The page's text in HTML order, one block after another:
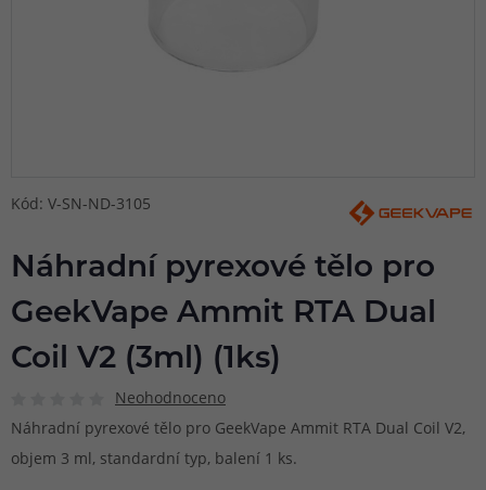
Kód: V-SN-ND-3105
Náhradní pyrexové tělo pro
GeekVape Ammit RTA Dual
Coil V2 (3ml) (1ks)
Neohodnoceno
Náhradní pyrexové tělo pro GeekVape Ammit RTA Dual Coil V2,
objem 3 ml, standardní typ, balení 1 ks.